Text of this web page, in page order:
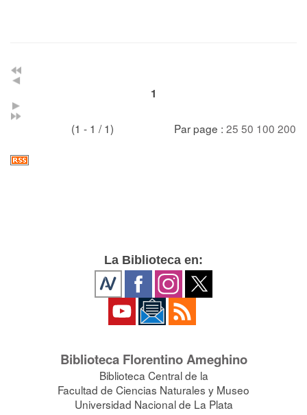
1
(1 - 1 / 1) Par page : 25 50 100 200
La Biblioteca en:
Biblioteca Florentino Ameghino
Biblioteca Central de la
Facultad de Ciencias Naturales y Museo
Universidad Nacional de La Plata